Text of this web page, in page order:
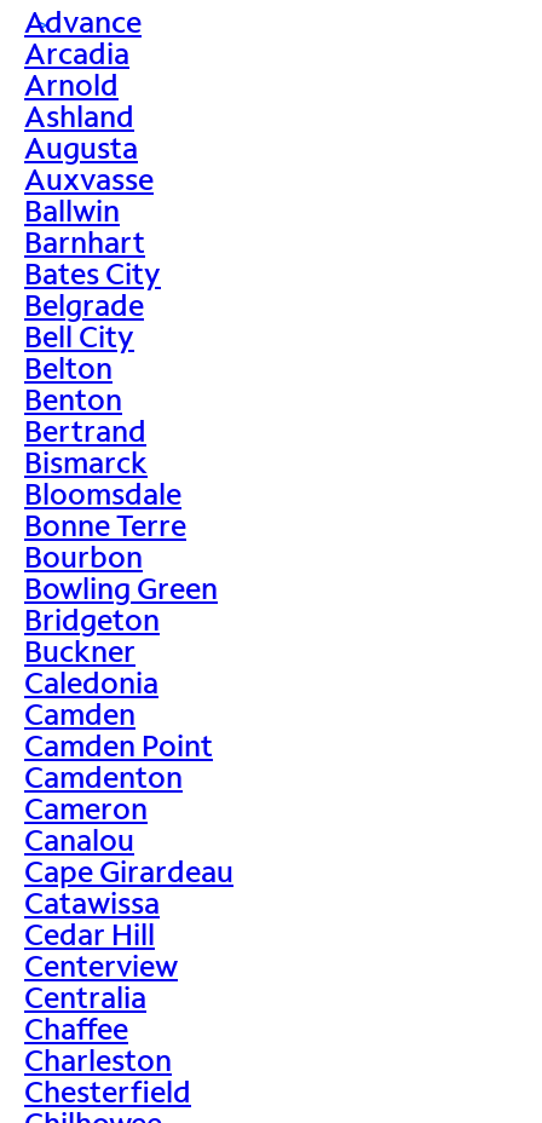
>
Advance
Arcadia
Arnold
Ashland
Augusta
Auxvasse
Ballwin
Barnhart
Bates City
Belgrade
Bell City
Belton
Benton
Bertrand
Bismarck
Bloomsdale
Bonne Terre
Bourbon
Bowling Green
Bridgeton
Buckner
Caledonia
Camden
Camden Point
Camdenton
Cameron
Canalou
Cape Girardeau
Catawissa
Cedar Hill
Centerview
Centralia
Chaffee
Charleston
Chesterfield